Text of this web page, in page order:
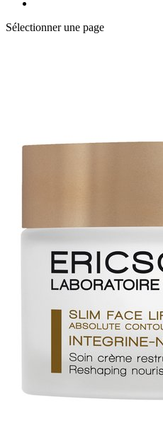
Sélectionner une page